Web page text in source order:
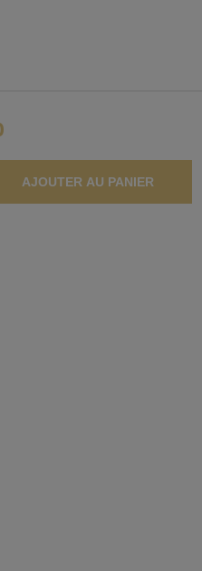
AJOUTER AU PANIER